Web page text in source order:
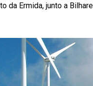
da Ermida, junto a